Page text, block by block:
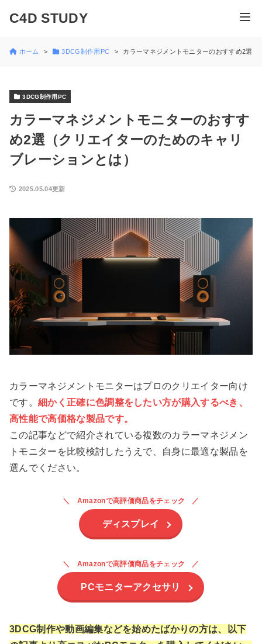
C4D STUDY
ホーム 3DCG制作用PC カラーマネジメントモニターのおすすめ2選
3DCG制作用PC
カラーマネジメントモニターのおすす
め2選（クリエイターのためのキャリ
ブレーションとは）
2025.05.04更新
カラーマネジメントモニターはプロのクリエイター向け
です。 細かく正確に色調整をしたい方が購入するべき、
高性能で高価格な製品です。
この記事などで紹介されている複数のカラーマネジメン
トモニターを比較検討したうえで、自身に最適な製品を
選んでください。
Amazonで高評価商品をチェック
ディスプレイ
Amazonで高評価商品をチェック
PCモニターアクセサリ
3DCG制作や動画編集などを始めたばかりの方は、以下